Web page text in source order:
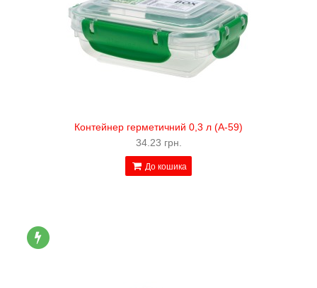
Контейнер герметичний 0,3 л (А-59)
34.23 грн.
До кошика